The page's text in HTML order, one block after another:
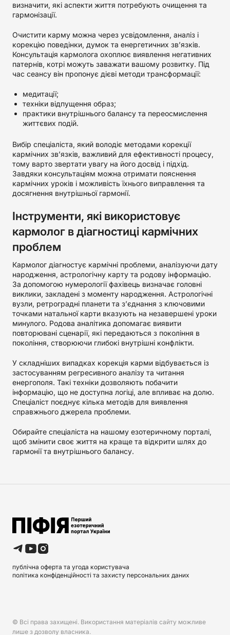
визначити, які аспекти життя потребують очищення та
гармонізації.
Очистити карму можна через усвідомлення, аналіз і
корекцію поведінки, думок та енергетичних зв’язків.
Консультація кармолога охоплює виявлення негативних
патернів, котрі можуть заважати вашому розвитку. Під
час сеансу він пропонує дієві методи трансформації:
медитації;
техніки відпущення образ;
практики внутрішнього балансу та переосмислення
життєвих подій.
Вибір спеціаліста, який володіє методами корекції
кармічних зв’язків, важливий для ефективності процесу,
тому варто звертати увагу на його досвід і підхід.
Завдяки консультаціям можна отримати пояснення
кармічних уроків і можливість їхнього виправлення та
досягнення внутрішньої гармонії.
Інструменти, які використовує
кармолог в діагностиці кармічних
проблем
Кармолог діагностує кармічні проблеми, аналізуючи дату
народження, астрологічну карту та родову інформацію.
За допомогою нумерології фахівець визначає головні
виклики, закладені з моменту народження. Астрологічні
вузли, ретроградні планети та з’єднання з ключовими
точками натальної карти вказують на незавершені уроки
минулого. Родова аналітика допомагає виявити
повторювані сценарії, які передаються з покоління в
покоління, створюючи глибокі внутрішні конфлікти.
У складніших випадках корекція карми відбувається із
застосуванням регресивного аналізу та читання
енергополя. Такі техніки дозволяють побачити
інформацію, що не доступна логіці, але впливає на долю.
Спеціаліст поєднує кілька методів для виявлення
справжнього джерела проблеми.
Обирайте спеціаліста на нашому езотеричному порталі,
щоб змінити своє життя на краще та відкрити шлях до
гармонії та внутрішнього балансу.
публічна оферта та угода користувача
політика конфіденційності та захисту персональних даних
© Всі права захищені. Використання матеріалів сайту можливе
лише з дозволу власника.